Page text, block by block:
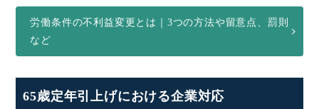
労働条件の不利益変更とは｜3つの方法や留意点、罰則
など
65歳定年引上げにおける企業対応